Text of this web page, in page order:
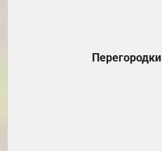
Перегородки